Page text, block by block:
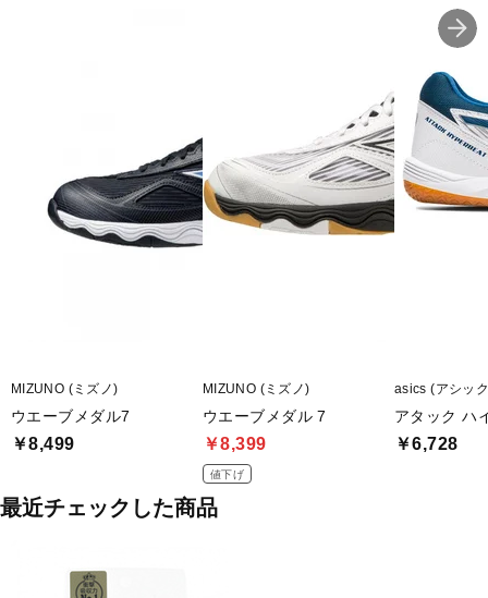
MIZUNO (ミズノ)
ウエーブメダル7
￥8,499
MIZUNO (ミズノ)
ウエーブメダル 7
￥8,399
値下げ
asics (アシッ
アタック ハ
￥6,728
最近チェックした商品